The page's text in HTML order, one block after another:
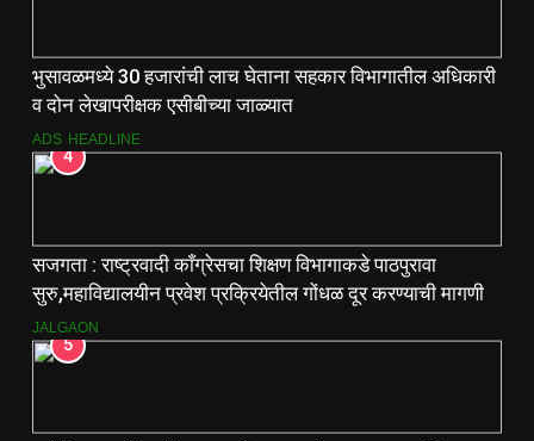
भुसावळमध्ये 30 हजारांची लाच घेताना सहकार विभागातील अधिकारी
व दोन लेखापरीक्षक एसीबीच्या जाळ्यात
ADS HEADLINE
4
सजगता : राष्ट्रवादी काँग्रेसचा शिक्षण विभागाकडे पाठपुरावा
सुरु,महाविद्यालयीन प्रवेश प्रक्रियेतील गोंधळ दूर करण्याची मागणी
JALGAON
5